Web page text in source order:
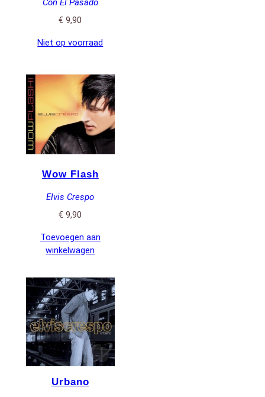
€ 9,90
Niet op voorraad
Wow Flash
Elvis Crespo
€ 9,90
Toevoegen aan
winkelwagen
Urbano